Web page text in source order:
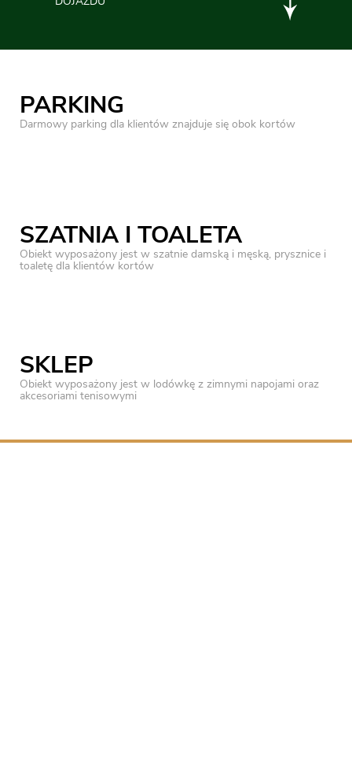
PARKING
Darmowy parking dla klientów znajduje się obok kortów
SZATNIA I TOALETA
Obiekt wyposażony jest w szatnie damską i męską, prysznice i
toaletę dla klientów kortów
SKLEP
Obiekt wyposażony jest w lodówkę z zimnymi napojami oraz
akcesoriami tenisowymi